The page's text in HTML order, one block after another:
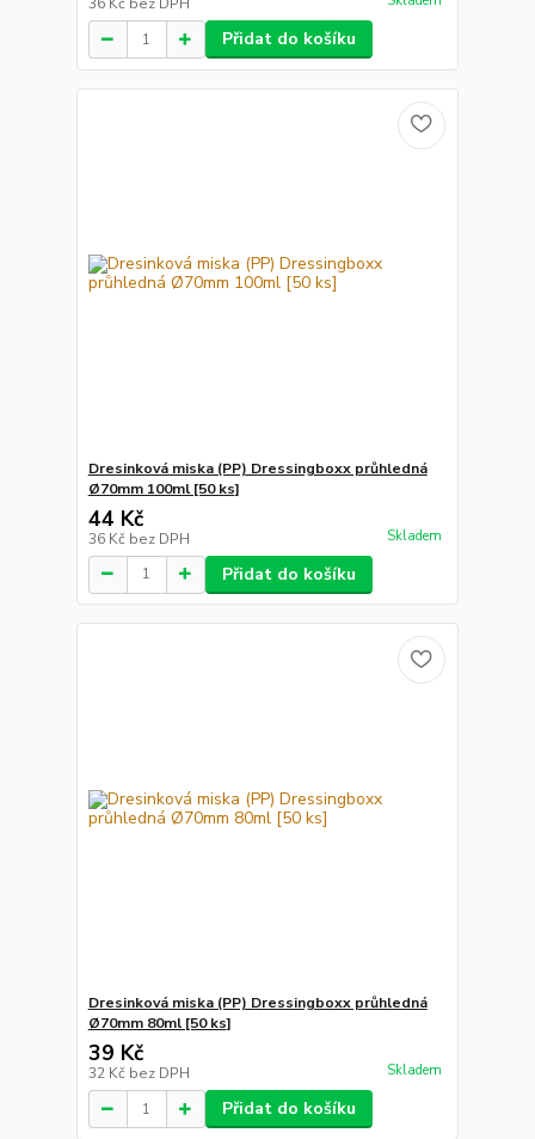
Přidat do košíku
Dresinková miska (PP) Dressingboxx průhledná
Ø70mm 100ml [50 ks]
44 Kč
36 Kč bez DPH Skladem
Přidat do košíku
Dresinková miska (PP) Dressingboxx průhledná
Ø70mm 80ml [50 ks]
39 Kč
32 Kč bez DPH Skladem
Přidat do košíku